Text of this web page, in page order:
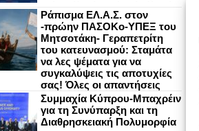
Ράπισμα ΕΛ.Α.Σ. στον
-πρώην ΠΑΣΟΚο-ΥΠΕΞ του
Μητσοτάκη- Γεραπετρίτη
του κατευνασμού: Σταμάτα
να λες ψέματα για να
συγκαλύψεις τις αποτυχίες
σας! Όλες οι απαντήσεις
Συμμαχία Κύπρου-Μπαχρέιν
για τη Συνύπαρξη και τη
Διαθρησκειακή Πολυμορφία